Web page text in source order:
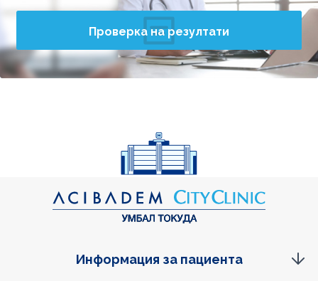
Проверка на резултати
Информация за пациента